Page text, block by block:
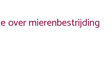
over mierenbestrijding